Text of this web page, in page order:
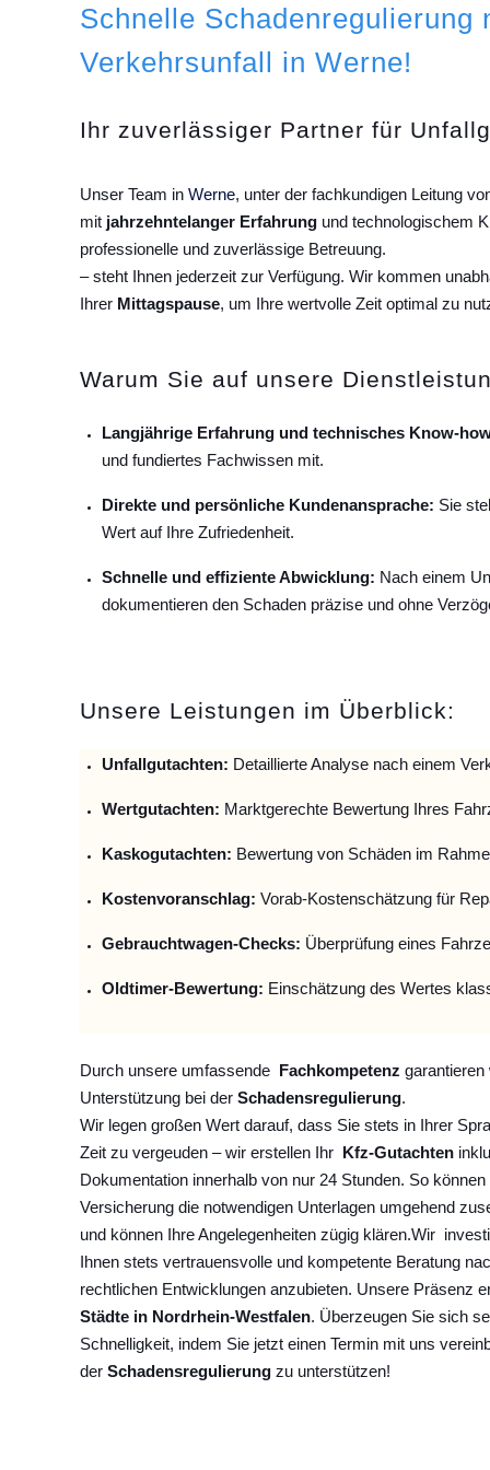
Schnelle Schadenregulierung
Verkehrsunfall in Werne!
Ihr zuverlässiger Partner für
Unser Team in Werne, unter der fachkundigen Leitung
mit jahrzehntelanger Erfahrung und technologischem
professionelle und zuverlässige Betreuung.
– steht Ihnen jederzeit zur Verfügung. Wir kommen
Ihrer Mittagspause, um Ihre wertvolle Zeit optimal zu
Warum Sie auf unsere
Langjährige Erfahrung und technisches Know-
und fundiertes Fachwissen mit.
Direkte und persönliche Kundenansprache: Sie
Wert auf Ihre Zufriedenheit.
Schnelle und effiziente Abwicklung: Nach einem
dokumentieren den Schaden präzise und ohne
Unsere Leistungen im Überblick:
Unfallgutachten: Detaillierte Analyse nach einem
Wertgutachten: Marktgerechte Bewertung Ihres
Kaskogutachten: Bewertung von Schäden im
Kostenvoranschlag: Vorab-Kostenschätzung für
Gebrauchtwagen-Checks: Überprüfung eines
Oldtimer-Bewertung: Einschätzung des Wertes
Durch unsere umfassende Fachkompetenz garantieren
Unterstützung bei der Schadensregulierung.
Wir legen großen Wert darauf, dass Sie stets in Ihrer
Zeit zu vergeuden – wir erstellen Ihr
Kfz-Gutachten
Dokumentation innerhalb von nur 24 Stunden. So
Versicherung die notwendigen Unterlagen umgehend
und können Ihre Angelegenheiten zügig klären.Wir
Ihnen stets vertrauensvolle und kompetente Beratung
rechtlichen Entwicklungen anzubieten. Unsere Präsenz
Städte in Nordrhein-Westfalen. Überzeugen Sie sich
Schnelligkeit, indem Sie jetzt einen Termin mit uns
der Schadensregulierung zu unterstützen!